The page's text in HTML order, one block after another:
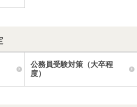
公務員受験対策（大卒程
度）